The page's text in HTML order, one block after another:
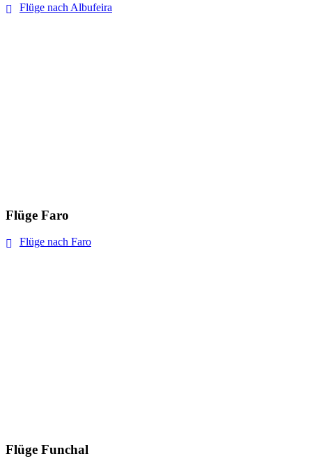
Flüge nach Albufeira
Flüge Faro
Flüge nach Faro
Flüge Funchal